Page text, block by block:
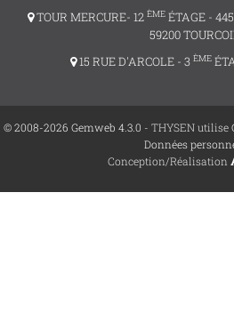
TOUR MERCURE- 12 ÈMEÉTAGE -
59200
15 RUE D'ARCOLE - 3 ÈME
© 2008-2026 Gemweb 4.3.0 - THYSEN utilise
Données
Conception/Réalisation